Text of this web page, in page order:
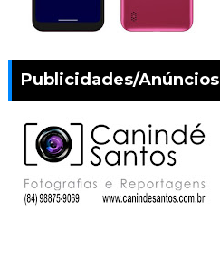
Publicidades/Anúncios